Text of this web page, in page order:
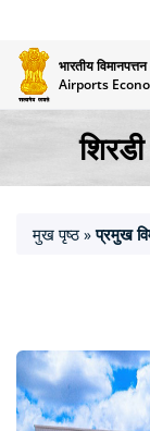
भारतीय
Airports
मुख पृष्ठ » प्रमुख